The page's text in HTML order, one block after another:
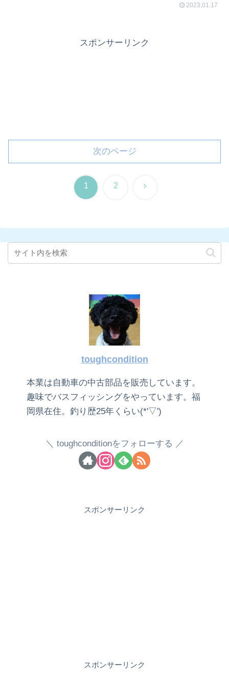
2023.01.17
スポンサーリンク
次のページ
1 2 次
toughcondition
本業は自動車の中古部品を販売しています。
趣味でバスフィッシングをやっています。福
岡県在住。釣り歴25年くらい(*'▽')
toughconditionをフォローする
スポンサーリンク
スポンサーリンク